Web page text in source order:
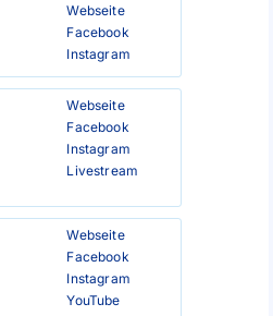
Webseite
Facebook
Instagram
Webseite
Facebook
Instagram
Livestream
Webseite
Facebook
Instagram
YouTube